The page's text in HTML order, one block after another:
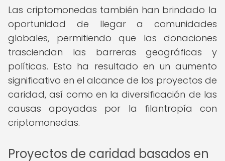
Las criptomonedas también han brindado la
oportunidad de llegar a comunidades
globales, permitiendo que las donaciones
trasciendan las barreras geográficas y
políticas. Esto ha resultado en un aumento
significativo en el alcance de los proyectos de
caridad, así como en la diversificación de las
causas apoyadas por la filantropía con
criptomonedas.
Proyectos de caridad basados en